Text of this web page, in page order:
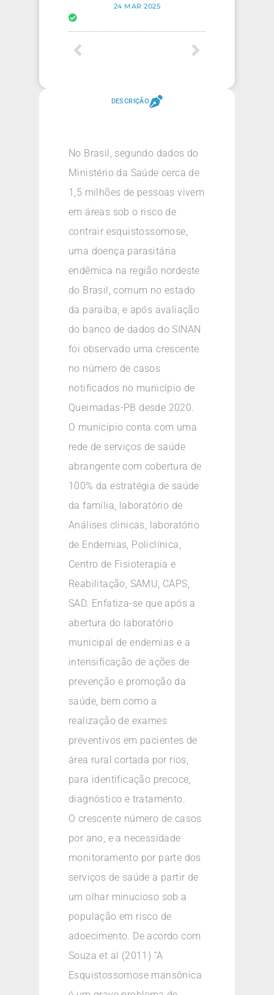
24 MAR 2025
DESCRIÇÃO
No Brasil, segundo dados do
Ministério da Saúde cerca de
1,5 milhões de pessoas vivem
em áreas sob o risco de
contrair esquistossomose,
uma doença parasitária
endêmica na região nordeste
do Brasil, comum no estado
da paraíba, e após avaliação
do banco de dados do SINAN
foi observado uma crescente
no número de casos
notificados no município de
Queimadas-PB desde 2020.
O município conta com uma
rede de serviços de saúde
abrangente com cobertura de
100% da estratégia de saúde
da família, laboratório de
Análises clinicas, laboratório
de Endemias, Policlínica,
Centro de Fisioterapia e
Reabilitação, SAMU, CAPS,
SAD. Enfatiza-se que após a
abertura do laboratório
municipal de endemias e a
intensificação de ações de
prevenção e promoção da
saúde, bem como a
realização de exames
preventivos em pacientes de
área rural cortada por rios,
para identificação precoce,
diagnóstico e tratamento.
O crescente número de casos
por ano, e a necessidade
monitoramento por parte dos
serviços de saúde a partir de
um olhar minucioso sob a
população em risco de
adoecimento. De acordo com
Souza et al (2011) “A
Esquistossomose mansônica